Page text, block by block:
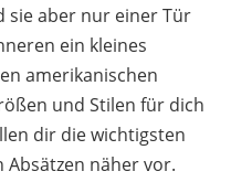
sie aber nur einer Tür
ein kleines
amerikanischen
und Stilen für dich
dir die wichtigsten
Absätzen näher vor.